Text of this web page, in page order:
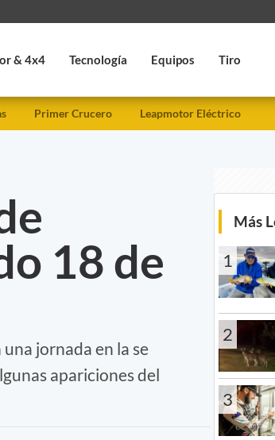
& 4x4 Tecnología Equipos Tiro
Primer Crucero Leapmotor Eléctrico
18 de
jornada en la se
apariciones del
Más
1
2
3